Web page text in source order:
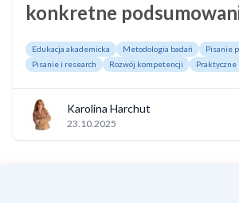
konkretne
Edukacja akademicka Metodologia badań
Pisanie
Pisanie i research
Rozwój kompetencji
Karolina Harchut
23.10.2025